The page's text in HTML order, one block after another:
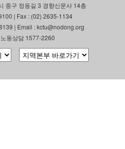
중구 정동길 3 경향신문사 14층
| Fax : (02) 2635-1134
| Email : kctu@nodong.org
동상담 1577-2260